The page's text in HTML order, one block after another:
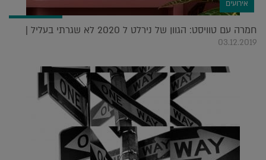
אירועים
חמרה עם טוויסט: הגוון של נירלט ל 2020 לא שגרתי בעליל |
03.12.2019